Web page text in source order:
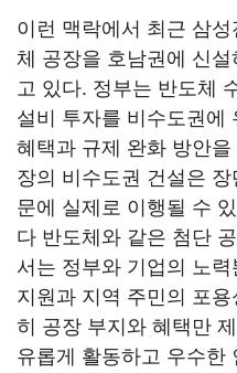
이런 맥락에서 최근 삼
체 공장을 호남권에 신
고 있다. 정부는 반도체
설비 투자를 비수도권에
혜택과 규제 완화 방안
장의 비수도권 건설은
문에 실제로 이행될 수
다 반도체와 같은 첨단
서는 정부와 기업의 노
지원과 지역 주민의 포
히 공장 부지와 혜택만
유롭게 활동하고 우수한